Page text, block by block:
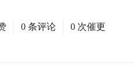
0 条评论 0 次催更